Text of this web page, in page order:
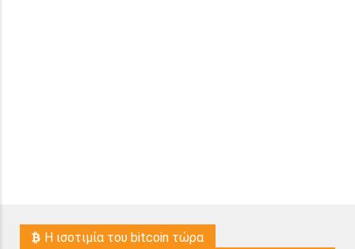
H ισοτιμία του bitcoin τώρα